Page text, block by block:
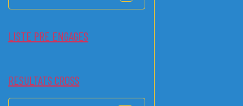
LISTE PRE ENGAGES
RESULTATS CROSS